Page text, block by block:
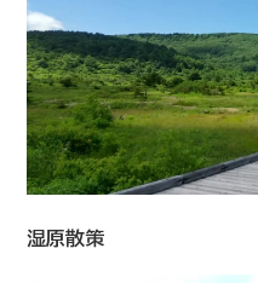
湿原散策